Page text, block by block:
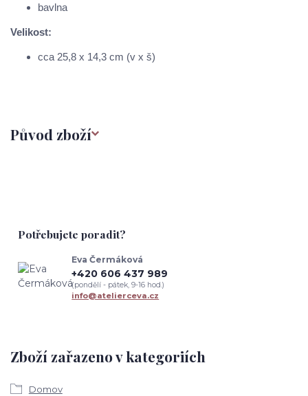
bavlna
Velikost:
cca 25,8 x 14,3 cm (v x š)
Původ zboží
Zboží zařazeno v kategoriích
Domov
Potřebujete poradit?
Eva Čermáková
+420 606 437 989
(pondělí - pátek, 9-16 hod.)
info@atelierceva.cz